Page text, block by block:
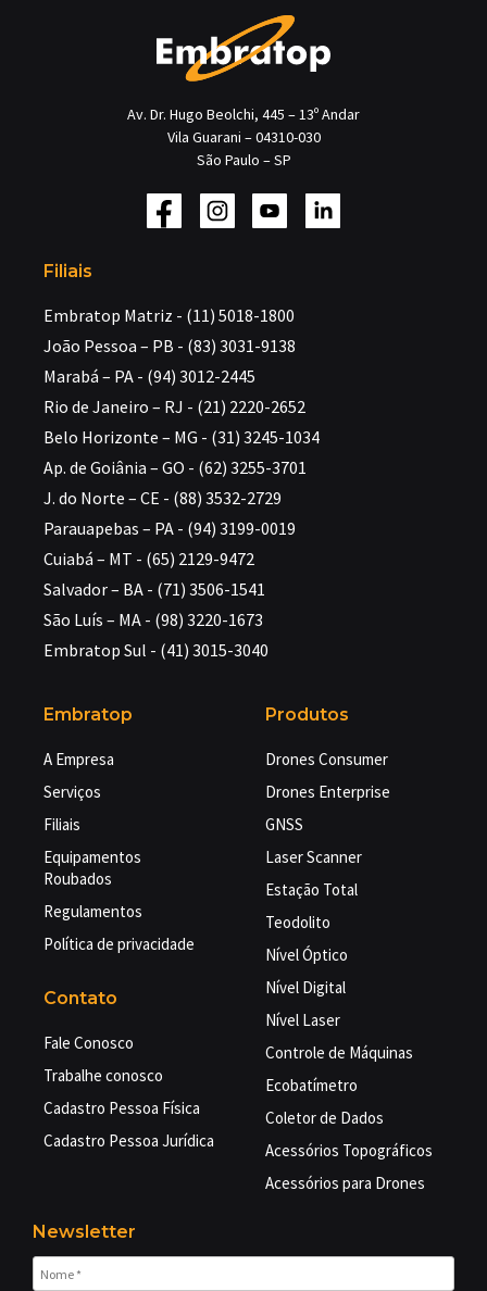
Av. Dr. Hugo Beolchi, 445 – 13º Andar
Vila Guarani – 04310-030
São Paulo – SP
Filiais
Embratop Matriz - (11) 5018-1800
João Pessoa – PB - (83) 3031-9138
Marabá – PA - (94) 3012-2445
Rio de Janeiro – RJ - (21) 2220-2652
Belo Horizonte – MG - (31) 3245-1034
Ap. de Goiânia – GO - (62) 3255-3701
J. do Norte – CE - (88) 3532-2729
Parauapebas – PA - (94) 3199-0019
Cuiabá – MT - (65) 2129-9472
Salvador – BA - (71) 3506-1541
São Luís – MA - (98) 3220-1673
Embratop Sul - (41) 3015-3040
Embratop
A Empresa
Serviços
Filiais
Equipamentos
Roubados
Regulamentos
Política de privacidade
Contato
Fale Conosco
Trabalhe conosco
Cadastro Pessoa Física
Cadastro Pessoa Jurídica
Produtos
Drones Consumer
Drones Enterprise
GNSS
Laser Scanner
Estação Total
Teodolito
Nível Óptico
Nível Digital
Nível Laser
Controle de Máquinas
Ecobatímetro
Coletor de Dados
Acessórios Topográficos
Acessórios para Drones
Newsletter